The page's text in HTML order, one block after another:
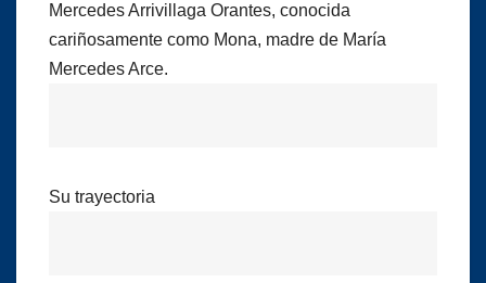
Mercedes Arrivillaga Orantes, conocida
cariñosamente como Mona, madre de María
Mercedes Arce.
Su trayectoria